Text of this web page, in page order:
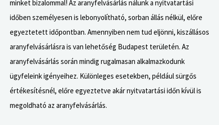
minket bizalommal! Az aranyfelvásárlás nálunk a nyitvatartási
időben személyesen is lebonyolítható, sorban állás nélkül, előre
egyeztetett időpontban. Amennyiben nem tud eljönni, kiszállásos
aranyfelvásárlásra is van lehetőség Budapest területén. Az
aranyfelvásárlás során mindig rugalmasan alkalmazkodunk
ügyfeleink igényeihez. Különleges esetekben, például sürgős
értékesítésnél, előre egyeztetve akár nyitvatartási időn kívül is
megoldható az aranyfelvásárlás.